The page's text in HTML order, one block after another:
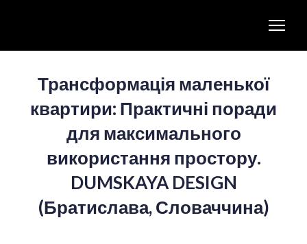
Трансформація маленької
квартири: Практичні поради
для максимального
використання простору.
DUMSKAYA DESIGN
(Братислава, Словаччина)